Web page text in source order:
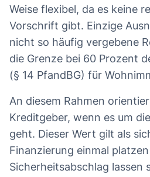
Weise flexibel, da es keine
Vorschrift gibt. Einzige
nicht so häufig vergebene
die Grenze bei 60 Prozent
(§ 14 PfandBG) für
An diesem Rahmen
Kreditgeber, wenn es um
geht. Dieser Wert gilt als
Finanzierung einmal
Sicherheitsabschlag lassen